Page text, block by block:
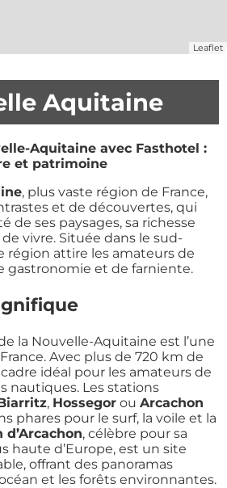
Leaflet
Aquitaine
Aquitaine avec Fasthotel :
et patrimoine
, plus vaste région de France,
et de découvertes, qui
de ses paysages, sa richesse
vivre. Située dans le sud-
région attire les amateurs de
gastronomie et de farniente.
la Nouvelle-Aquitaine est l’une
Avec plus de 720 km de
idéal pour les amateurs de
nautiques. Les stations
, Hossegor ou Arcachon
phares pour le surf, la voile et la
d’Arcachon, célèbre pour sa
haute d’Europe, est un site
offrant des panoramas
et les forêts environnantes.